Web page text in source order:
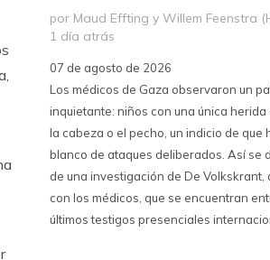
por Maud Effting y Willem Feenstra
1 día atrás
07 de agosto de 2026
Los médicos de Gaza observaron un
inquietante: niños con una única herida
la cabeza o el pecho, un indicio de que
blanco de ataques deliberados. Así se
de una investigación de De Volkskrant,
con los médicos, que se encuentran
últimos testigos presenciales